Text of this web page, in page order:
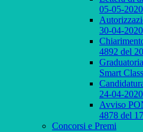
05-05-2020
30-04-2020
4892 del
Smart
24-04-2020
Avviso
4878 del
Concorsi e Premi